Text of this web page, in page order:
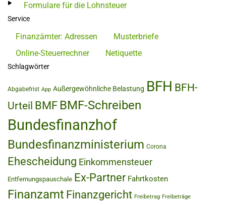
Formulare für die Lohnsteuer
Service
Finanzämter: Adressen
Musterbriefe
Online-Steuerrechner
Netiquette
Schlagwörter
Abgabefrist App Außergewöhnliche Belastung BFH BFH-
Urteil BMF BMF-Schreiben
Bundesfinanzhof
Bundesfinanzministerium Corona
Ehescheidung Einkommensteuer
Entfernungspauschale Ex-Partner Fahrtkosten
Finanzamt Finanzgericht Freibetrag Freibeträge